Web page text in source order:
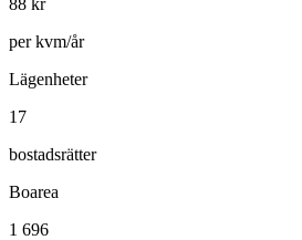
per kvm/år
Lägenheter
17
bostadsrätter
Boarea
1 696